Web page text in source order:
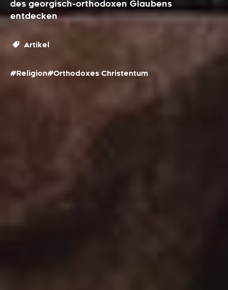
des georgisch‑orthodoxen Glaubens
entdecken
Artikel
#Religion#Orthodoxes Christentum